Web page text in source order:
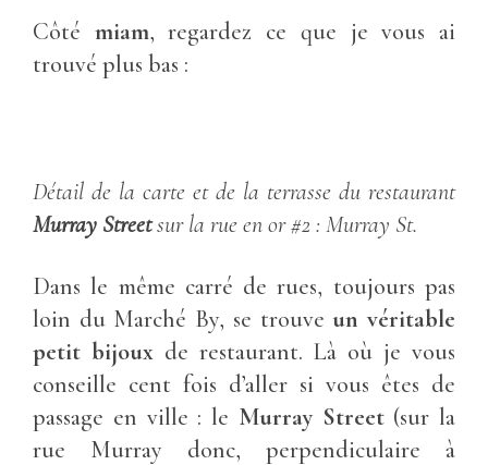
Côté miam, regardez ce que je vous ai
trouvé plus bas :
Détail de la carte et de la terrasse du restaurant
Murray Streetsur la rue en or #2 : Murray St.
Dans le même carré de rues, toujours pas
loin du Marché By, se trouve un véritable
petit bijouxde restaurant. Là où je vous
conseille cent fois d’aller si vous êtes de
passage en ville : le Murray Street(sur la
rue Murray donc, perpendiculaire à